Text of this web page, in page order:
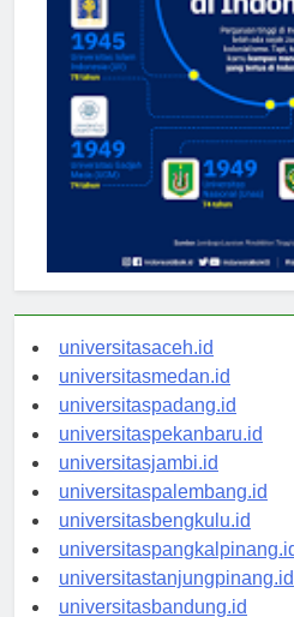
universitasaceh.id
universitasmedan.id
universitaspadang.id
universitaspekanbaru.id
universitasjambi.id
universitaspalembang.id
universitasbengkulu.id
universitaspangkalpinang.id
universitastanjungpinang.id